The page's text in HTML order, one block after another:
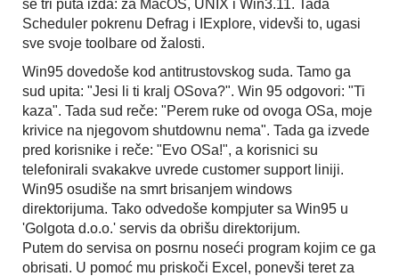
se tri puta izda: za MacOS, UNIX i Win3.11. Tada
Scheduler pokrenu Defrag i IExplore, videvši to, ugasi
sve svoje toolbare od žalosti.
Win95 dovedoše kod antitrustovskog suda. Tamo ga
sud upita: "Jesi li ti kralj OSova?". Win 95 odgovori: "Ti
kaza". Tada sud reče: "Perem ruke od ovoga OSa, moje
krivice na njegovom shutdownu nema". Tada ga izvede
pred korisnike i reče: "Evo OSa!", a korisnici su
telefonirali svakakve uvrede customer support liniji.
Win95 osudiše na smrt brisanjem windows
direktorijuma. Tako odvedoše kompjuter sa Win95 u
'Golgota d.o.o.' servis da obrišu direktorijum.
Putem do servisa on posrnu noseći program kojim ce ga
obrisati. U pomoć mu priskoči Excel, ponevši teret za